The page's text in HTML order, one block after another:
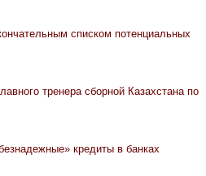
списком потенциальных
тренера сборной Казахстана по
кредиты в банках